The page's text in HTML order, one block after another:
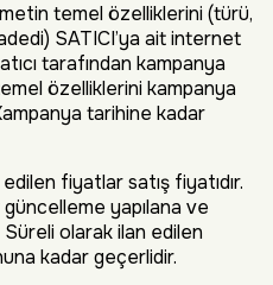
temel özelliklerini (türü,
SATICI’ya ait internet
tarafından kampanya
özelliklerini kampanya
tarihine kadar
fiyatlar satış fiyatıdır.
yapılana ve
olarak ilan edilen
kadar geçerlidir.